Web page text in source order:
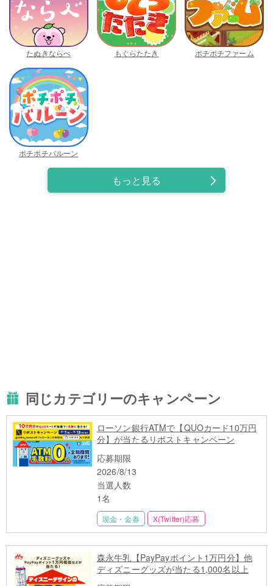
たぬきならべ もぐらたたき ポチポチファーム
ポチポチバルーン
もっと見る
同じカテゴリーのキャンペーン
ローソン銀行ATMで【QUOカード10万円
分】が当たるリポストキャンペーン
応募期限
2026/8/13
当選人数
1名
現金・金券 X(Twitter)応募
森永牛乳【PayPayポイント1万円分】他
ディズニーグッズが当たる1,000名以上